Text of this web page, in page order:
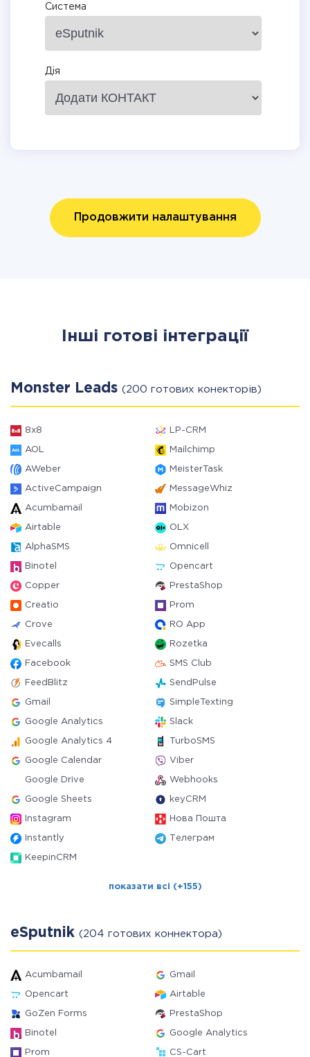
Система
Дія
Продовжити налаштування
Інші готові інтеграції
Monster Leads (200 готових конекторів)
8x8 LP-CRM
AOL Mailchimp
AWeber MeisterTask
ActiveCampaign MessageWhiz
Acumbamail Mobizon
Airtable OLX
AlphaSMS Omnicell
Binotel Opencart
Copper PrestaShop
Creatio Prom
Crove RO App
Evecalls Rozetka
Facebook SMS Club
FeedBlitz SendPulse
Gmail SimpleTexting
Google Analytics Slack
Google Analytics 4 TurboSMS
Google Calendar Viber
Google Drive Webhooks
Google Sheets keyCRM
Instagram Нова Пошта
Instantly Телеграм
KeepinCRM
показати всі (+155)
eSputnik (204 готових коннектора)
Acumbamail Gmail
Opencart Airtable
GoZen Forms PrestaShop
Binotel Google Analytics
Prom CS-Cart